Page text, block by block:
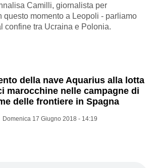
Camilli, giornalista per
questo momento a Leopoli - parliamo
confine tra Ucraina e Polonia.
della nave Aquarius alla lotta
marocchine nelle campagne di
delle frontiere in Spagna
Domenica 17 Giugno 2018 - 14:19